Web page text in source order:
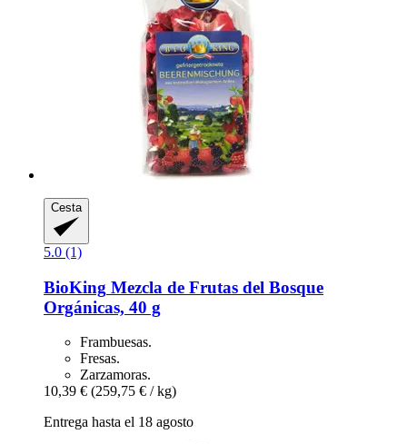
Cesta
5.0 (1)
BioKing Mezcla de Frutas del Bosque
Orgánicas, 40 g
Frambuesas.
Fresas.
Zarzamoras.
10,39 € (259,75 € / kg)
Entrega hasta el 18 agosto